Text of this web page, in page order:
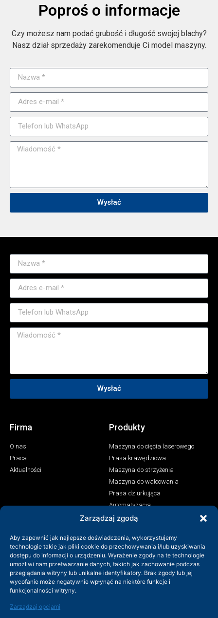
Zarządzaj zgodą
Aby zapewnić jak najlepsze doświadczenia, wykorzystujemy
technologie takie jak pliki cookie do przechowywania i/lub uzyskiwania
dostępu do informacji o urządzeniu. Wyrażenie zgody na te technologie
umożliwi nam przetwarzanie danych, takich jak zachowanie podczas
przeglądania witryny lub unikalne identyfikatory. Brak zgody lub jej
wycofanie może negatywnie wpłynąć na niektóre funkcje i
funkcjonalności witryny.
Zarządzaj opcjami
Poproś o informacje
Czy możesz nam podać grubość i długość swojej blachy?
Nasz dział sprzedaży zarekomenduje Ci model maszyny.
Wysłać
Wysłać
Firma
O nas
Praca
Aktualności
Produkty
Maszyna do cięcia laserowego
Prasa krawędziowa
Maszyna do strzyżenia
Maszyna do walcowania
Prasa dziurkująca
Automatyzacja
Maszyna do spawania laserowego
+86-158-9507-5134
info@shenchong.com
Tianshun Road, Yangshan Industrial Park, Wuxi, Jiangsu,
Chiny 214156